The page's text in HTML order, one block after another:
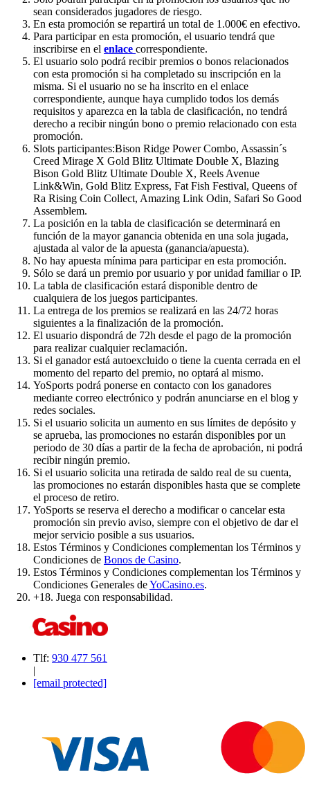
sean considerados jugadores de riesgo.
En esta promoción se repartirá un total de 1.000€ en efectivo.
Para participar en esta promoción, el usuario tendrá que
inscribirse en el enlace correspondiente.
El usuario solo podrá recibir premios o bonos relacionados
con esta promoción si ha completado su inscripción en la
misma. Si el usuario no se ha inscrito en el enlace
correspondiente, aunque haya cumplido todos los demás
requisitos y aparezca en la tabla de clasificación, no tendrá
derecho a recibir ningún bono o premio relacionado con esta
promoción.
Slots participantes:Bison Ridge Power Combo, Assassin´s
Creed Mirage X Gold Blitz Ultimate Double X, Blazing
Bison Gold Blitz Ultimate Double X, Reels Avenue
Link&Win, Gold Blitz Express, Fat Fish Festival, Queens of
Ra Rising Coin Collect, Amazing Link Odin, Safari So Good
Assemblem.
La posición en la tabla de clasificación se determinará en
función de la mayor ganancia obtenida en una sola jugada,
ajustada al valor de la apuesta (ganancia/apuesta).
No hay apuesta mínima para participar en esta promoción.
Sólo se dará un premio por usuario y por unidad familiar o IP.
La tabla de clasificación estará disponible dentro de
cualquiera de los juegos participantes.
La entrega de los premios se realizará en las 24/72 horas
siguientes a la finalización de la promoción.
El usuario dispondrá de 72h desde el pago de la promoción
para realizar cualquier reclamación.
Si el ganador está autoexcluido o tiene la cuenta cerrada en el
momento del reparto del premio, no optará al mismo.
YoSports podrá ponerse en contacto con los ganadores
mediante correo electrónico y podrán anunciarse en el blog y
redes sociales.
Si el usuario solicita un aumento en sus límites de depósito y
se aprueba, las promociones no estarán disponibles por un
periodo de 30 días a partir de la fecha de aprobación, ni podrá
recibir ningún premio.
Si el usuario solicita una retirada de saldo real de su cuenta,
las promociones no estarán disponibles hasta que se complete
el proceso de retiro.
YoSports se reserva el derecho a modificar o cancelar esta
promoción sin previo aviso, siempre con el objetivo de dar el
mejor servicio posible a sus usuarios.
Estos Términos y Condiciones complementan los Términos y
Condiciones de Bonos de Casino.
Estos Términos y Condiciones complementan los Términos y
Condiciones Generales deYoCasino.es.
+18. Juega con responsabilidad.
Tlf: 930 477 561
|
[email protected]